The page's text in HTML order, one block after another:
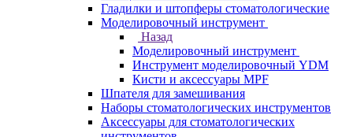
Гладилки и штопферы стоматологические
Моделировочный инструмент
Назад
Моделировочный инструмент
Инструмент моделировочный YDM
Кисти и аксессуары MPF
Шпателя для замешивания
Наборы стоматологических инструментов
Аксессуары для стоматологических